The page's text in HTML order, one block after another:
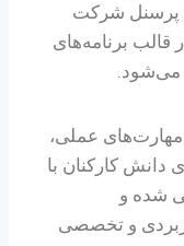
پرسنل شرکت
قالب برنامه‌های
می‌شود.
عملی،
دانش کارکنان با
شده و
و تخصصی